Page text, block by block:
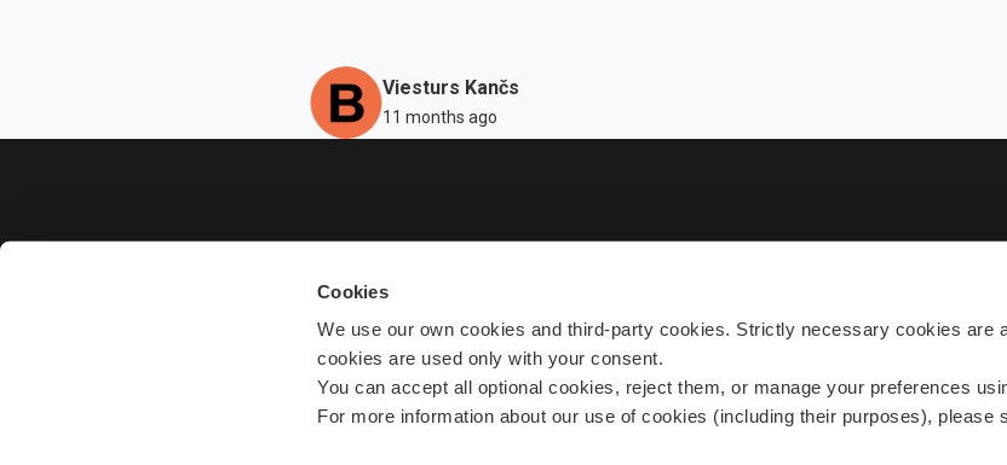
Cookies
We use our own cookies and third-party cookies. Strictly necessary cookies are
cookies are used only with your consent.
You can accept all optional cookies, reject them, or manage your preferences
For more information about our use of cookies (including their purposes), please
Viesturs Kančs
11 months ago